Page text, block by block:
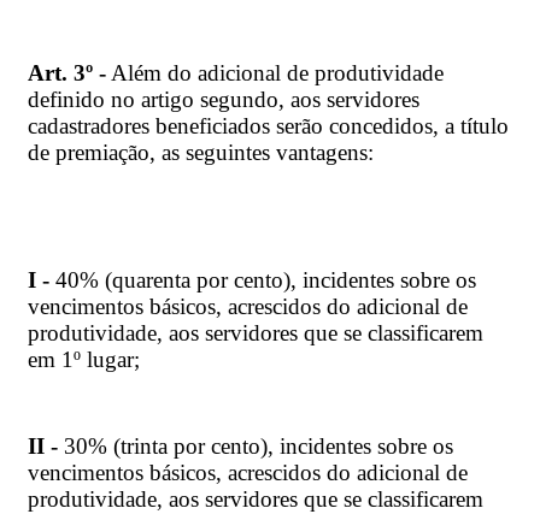
Art. 3º - Além do adicional de produtividade
definido no artigo segundo, aos servidores
cadastradores beneficiados serão concedidos, a título
de premiação, as seguintes vantagens:
I - 40% (quarenta por cento), incidentes sobre os
vencimentos básicos, acrescidos do adicional de
produtividade, aos servidores que se classificarem
em 1º lugar;
II - 30% (trinta por cento), incidentes sobre os
vencimentos básicos, acrescidos do adicional de
produtividade, aos servidores que se classificarem